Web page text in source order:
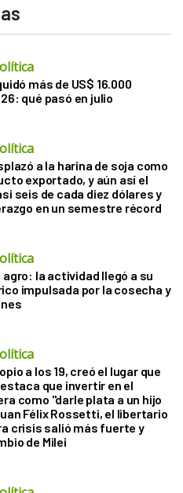
más de US$ 16.000
qué pasó en julio
a la harina de soja como
exportado, y aún así el
seis de cada diez dólares y
en un semestre récord
agro: la actividad llegó a su
impulsada por la cosecha y
a los 19, creó el lugar que
que invertir en el
como "darle plata a un hijo
Félix Rossetti, el libertario
crisis salió más fuerte y
de Milei